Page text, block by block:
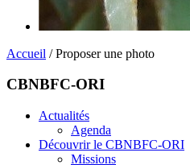
Accueil / Proposer une photo
CBNBFC-ORI
Actualités
Agenda
Découvrir le CBNBFC-ORI
Missions